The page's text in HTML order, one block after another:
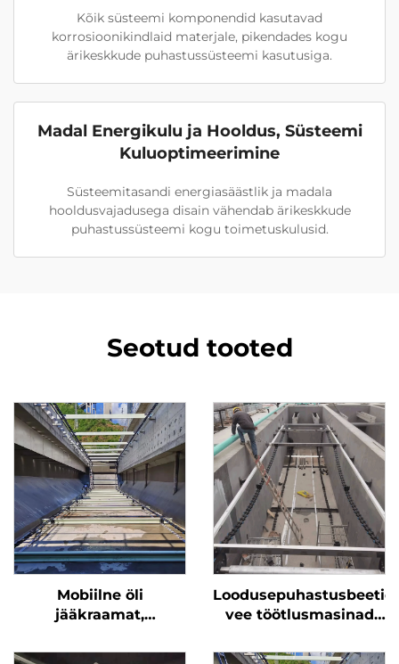
Kõik süsteemi komponendid kasutavad
korrosioonikindlaid materjale, pikendades kogu
ärikeskkude puhastussüsteemi kasutusiga.
Madal Energikulu ja Hooldus, Süsteemi
Kuluoptimeerimine
Süsteemitasandi energiasäästlik ja madala
hooldusvajadusega disain vähendab ärikeskkude
puhastussüsteemi kogu toimetuskulusid.
Seotud tooted
Mobiilne öli
jääkraamat,
seadumraamat, mis
vee töötlusmasinad